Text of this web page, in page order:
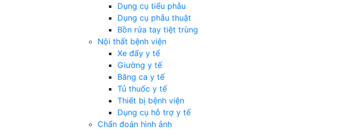
Dụng cụ tiểu phẫu
Dụng cụ phẫu thuật
Bồn rửa tay tiệt trùng
Nội thất bệnh viện
Xe đẩy y tế
Giường y tế
Băng ca y tế
Tủ thuốc y tế
Thiết bị bệnh viện
Dụng cụ hỗ trợ y tế
Chẩn đoán hình ảnh